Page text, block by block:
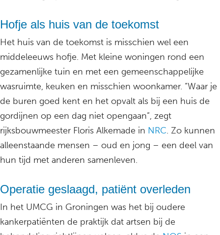
Hofje als huis van de toekomst
Het huis van de toekomst is misschien wel een
middeleeuws hofje. Met kleine woningen rond een
gezamenlijke tuin en met een gemeenschappelijke
wasruimte, keuken en misschien woonkamer. “Waar je
de buren goed kent en het opvalt als bij een huis de
gordijnen op een dag niet opengaan”, zegt
rijksbouwmeester Floris Alkemade in NRC. Zo kunnen
alleenstaande mensen – oud en jong – een deel van
hun tijd met anderen samenleven.
Operatie geslaagd, patiënt overleden
In het UMCG in Groningen was het bij oudere
kankerpatiënten de praktijk dat artsen bij de